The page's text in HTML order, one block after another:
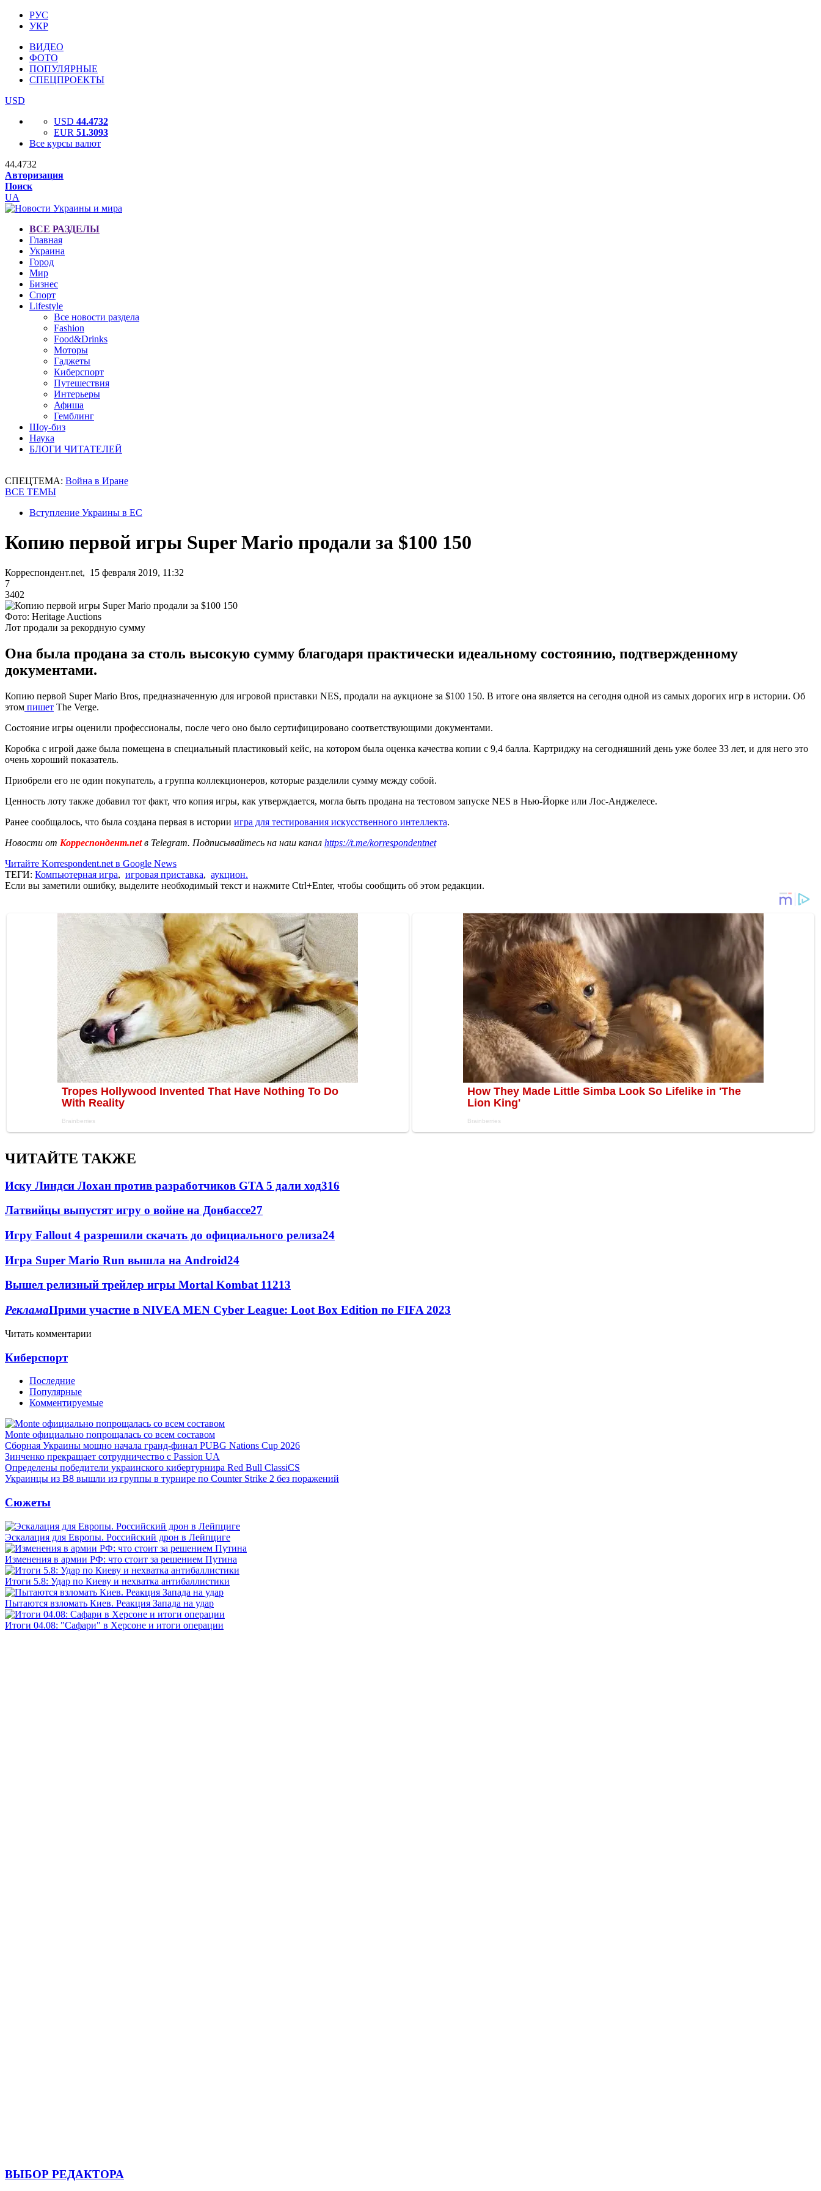
РУС
УКР
ВИДЕО
ФОТО
ПОПУЛЯРНЫЕ
СПЕЦПРОЕКТЫ
USD
USD 44.4732
EUR 51.3093
Все курсы валют
44.4732
Авторизация
Поиск
UA
ВСЕ РАЗДЕЛЫ
Главная
Украина
Город
Мир
Бизнес
Спорт
Lifestyle
Все новости раздела
Fashion
Food&Drinks
Моторы
Гаджеты
Киберспорт
Путешествия
Интерьеры
Афиша
Гемблинг
Шоу-биз
Наука
БЛОГИ ЧИТАТЕЛЕЙ
СПЕЦТЕМА: Война в Иране
ВСЕ ТЕМЫ
Вступление Украины в ЕС
Копию первой игры Super Mario продали за $100 150
Корреспондент.net, 15 февраля 2019, 11:32
7
3402
Фото: Heritage Auctions
Лот продали за рекордную сумму
Она была продана за столь высокую сумму благодаря практически идеальному состоянию, подтвержденному
документами.
Копию первой Super Mario Bros, предназначенную для игровой приставки NES, продали на аукционе за $100 150. В итоге она является на сегодня одной из самых дорогих игр в истории. Об
этом пишет The Verge.
Состояние игры оценили профессионалы, после чего оно было сертифицировано соответствующими документами.
Коробка с игрой даже была помещена в специальный пластиковый кейс, на котором была оценка качества копии с 9,4 балла. Картриджу на сегодняшний день уже более 33 лет, и для него это
очень хороший показатель.
Приобрели его не один покупатель, а группа коллекционеров, которые разделили сумму между собой.
Ценность лоту также добавил тот факт, что копия игры, как утверждается, могла быть продана на тестовом запуске NES в Нью-Йорке или Лос-Анджелесе.
Ранее сообщалось, что была создана первая в истории игра для тестирования искусственного интеллекта.
Новости от Корреспондент.netв Telegram. Подписывайтесь на наш канал https://t.me/korrespondentnet
Читайте Korrespondent.net в Google News
ТЕГИ: Компьютерная игра, игровая приставка, аукцион.
Если вы заметили ошибку, выделите необходимый текст и нажмите Ctrl+Enter, чтобы сообщить об этом редакции.
ЧИТАЙТЕ ТАКЖЕ
Иску Линдси Лохан против разработчиков GTA 5 дали ход316
Латвийцы выпустят игру о войне на Донбассе27
Игру Fallout 4 разрешили скачать до официального релиза24
Игра Super Mario Run вышла на Android24
Вышел релизный трейлер игры Mortal Kombat 11213
РекламаПрими участие в NIVEA MEN Cyber League: Loot Box Edition по FIFA 2023
Читать комментарии
Киберспорт
Последние
Популярные
Комментируемые
Monte официально попрощалась со всем составом
Сборная Украины мощно начала гранд-финал PUBG Nations Cup 2026
Зинченко прекращает сотрудничество с Passion UA
Определены победители украинского кибертурнира Red Bull ClassiCS
Украинцы из B8 вышли из группы в турнире по Counter Strike 2 без поражений
Сюжеты
Эскалация для Европы. Российский дрон в Лейпциге
Изменения в армии РФ: что стоит за решением Путина
Итоги 5.8: Удар по Киеву и нехватка антибаллистики
Пытаются взломать Киев. Реакция Запада на удар
Итоги 04.08: "Сафари" в Херсоне и итоги операции
ВЫБОР РЕДАКТОРА